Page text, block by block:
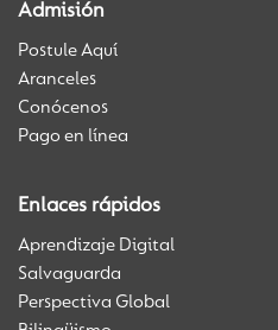
Admisión
Postule Aquí
Aranceles
Conócenos
Pago en línea
Enlaces rápidos
Aprendizaje Digital
Salvaguarda
Perspectiva Global